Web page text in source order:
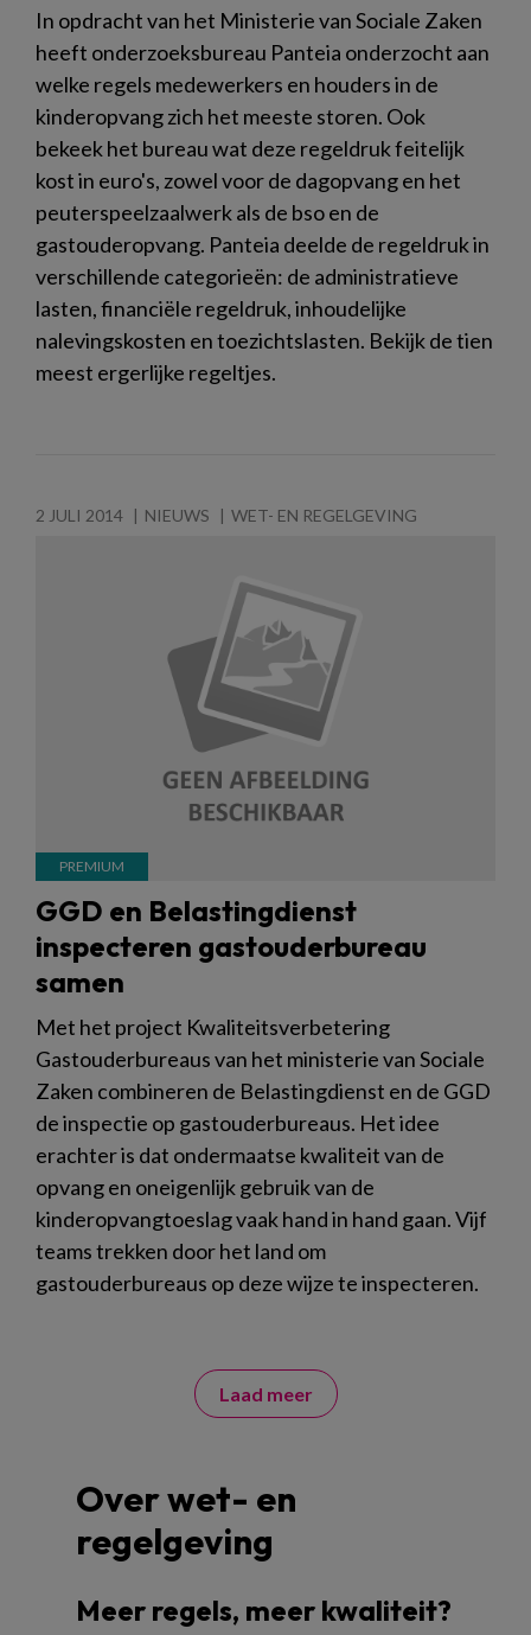
In opdracht van het Ministerie van Sociale Zaken
heeft onderzoeksbureau Panteia onderzocht aan
welke regels medewerkers en houders in de
kinderopvang zich het meeste storen. Ook
bekeek het bureau wat deze regeldruk feitelijk
kost in euro's, zowel voor de dagopvang en het
peuterspeelzaalwerk als de bso en de
gastouderopvang. Panteia deelde de regeldruk in
verschillende categorieën: de administratieve
lasten, financiële regeldruk, inhoudelijke
nalevingskosten en toezichtslasten. Bekijk de tien
meest ergerlijke regeltjes.
2 JULI 2014 NIEUWS WET- EN REGELGEVING
GGD en Belastingdienst
inspecteren gastouderbureau
samen
Met het project Kwaliteitsverbetering
Gastouderbureaus van het ministerie van Sociale
Zaken combineren de Belastingdienst en de GGD
de inspectie op gastouderbureaus. Het idee
erachter is dat ondermaatse kwaliteit van de
opvang en oneigenlijk gebruik van de
kinderopvangtoeslag vaak hand in hand gaan. Vijf
teams trekken door het land om
gastouderbureaus op deze wijze te inspecteren.
Laad meer
Over wet- en
regelgeving
Meer regels, meer kwaliteit?